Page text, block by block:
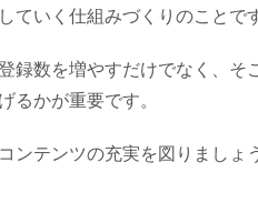
いく仕組みづくりのことです
録数を増やすだけでなく、そ
かが重要です。
テンツの充実を図りましょう